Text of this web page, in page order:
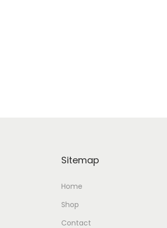
Sitemap
Home
Shop
Contact